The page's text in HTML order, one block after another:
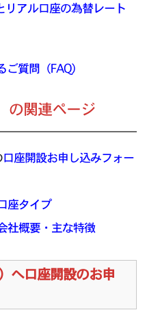
アル口座の為替レート
質問（FAQ）
の関連ページ
口座開設お申し込みフォー
座タイプ
社概要・主な特徴
へ口座開設のお申